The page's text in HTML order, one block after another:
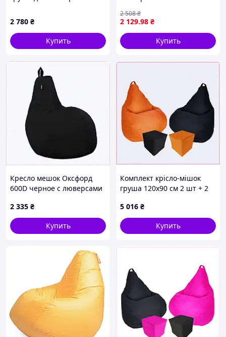
2 780 ₴
Купить
2 129.98 ₴
2 508₴
Купить
Кресло мешок Оксфорд
600D черное с люверсами
2 335 ₴
Купить
Комплект крісло-мішок
груша 120x90 см 2 шт + 2
помаранчевий/чорний
(sm-061, EP8M700303
5 016 ₴
Купить